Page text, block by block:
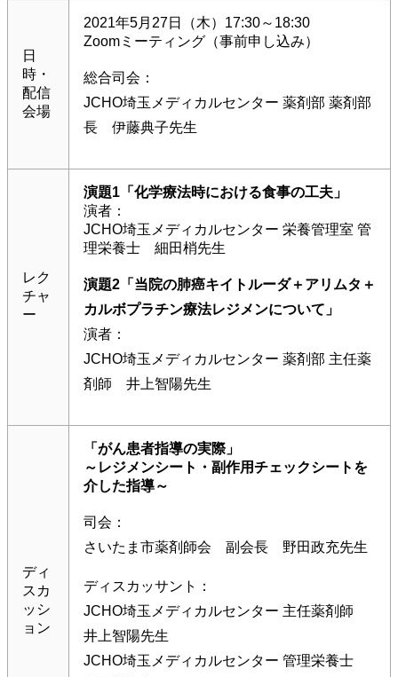
日
時・
配信
会場
2021年5月27日（木）17:30～18:30
Zoomミーティング（事前申し込み）
総合司会：
JCHO埼玉メディカルセンター 薬剤部 薬剤部
長 伊藤典子先生
レク
チャ
ー
演題1「化学療法時における食事の工夫」
演者：
JCHO埼玉メディカルセンター 栄養管理室 管
理栄養士 細田梢先生
演題2「当院の肺癌キイトルーダ＋アリムタ＋
カルボプラチン療法レジメンについて」
演者：
JCHO埼玉メディカルセンター 薬剤部 主任薬
剤師 井上智陽先生
ディ
スカ
ッシ
ョン
「がん患者指導の実際」
～レジメンシート・副作用チェックシートを
介した指導～
司会：
さいたま市薬剤師会 副会長 野田政充先生
ディスカッサント：
JCHO埼玉メディカルセンター 主任薬剤師
井上智陽先生
JCHO埼玉メディカルセンター 管理栄養士